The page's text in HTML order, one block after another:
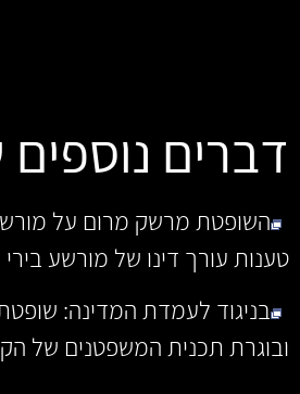
דברים
השופטת מרשק מרום על
טענות עורך דינו של מורשע
בניגוד לעמדת המדינה:
ובוגרת תכנית המשפטנים של